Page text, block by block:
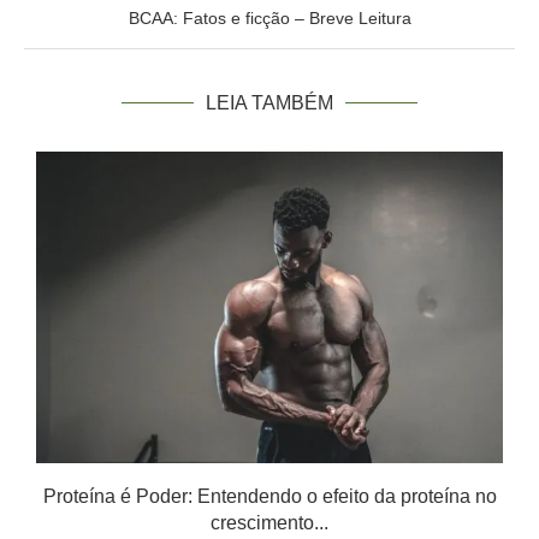
BCAA: Fatos e ficção – Breve Leitura
LEIA TAMBÉM
Proteína é Poder: Entendendo o efeito da proteína no
crescimento...